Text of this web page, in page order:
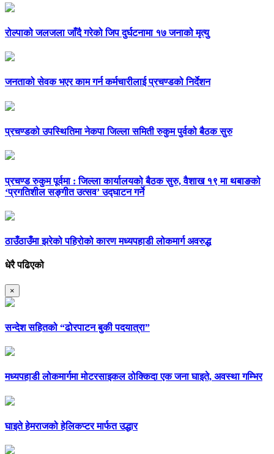
रोल्पाको जलजला जाँदै गरेको जिप दुर्घटनामा १७ जनाको मृत्यु
जनताको सेवक भएर काम गर्न कर्मचारीलाई प्रचण्डको निर्देशन
प्रचण्डको उपस्थितिमा नेकपा जिल्ला समिती रुकुम पुर्वको बैठक सुरु
प्रचण्ड रुकुम पूर्वमा : जिल्ला कार्यालयको बैठक सुरु, वैशाख १९ मा थबाङको
‘प्रगतिशील सङ्गीत उत्सव’ उद्घाटन गर्ने
ठाउँठाउँमा झरेको पहिरोको कारण मध्यपहाडी लोकमार्ग अवरुद्ध
धेरै पढिएको
×
सन्देश सहितको “ढोरपाटन बुकी पदयात्रा”
मध्यपहाडी लोकमार्गमा मोटरसाइकल ठोक्किदा एक जना घाइते, अवस्था गम्भिर
घाइते हेमराजको हेलिकप्टर मार्फत उद्धार